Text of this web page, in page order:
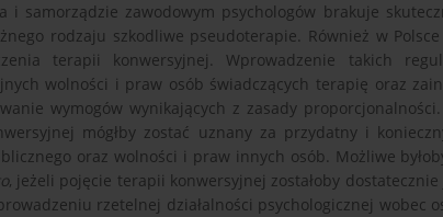
i samorządzie zawodowym psychologów brakuje
rodzaju szkodliwe pseudoterapie. Również w
terapii konwersyjnej. Wprowadzenie takich
wolności i praw osób świadczących terapię oraz
wymogów wynikających z zasady
mógłby zostać uznany za przydatny i
oraz wolności i praw innych osób. Możliwe
, jeżeli pojęcie terapii konwersyjnej zostałoby
rzetelnej działalności psychologicznej wobec